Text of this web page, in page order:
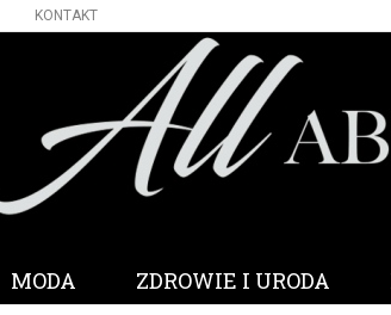
KONTAKT
MODA ZDROWIE I URODA